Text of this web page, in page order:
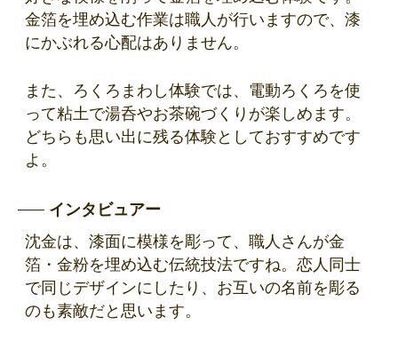
金箔を埋め込む作業は職人が行いますので、漆
にかぶれる心配はありません。
また、ろくろまわし体験では、電動ろくろを使
って粘土で湯呑やお茶碗づくりが楽しめます。
どちらも思い出に残る体験としておすすめです
よ。
インタビュアー
沈金は、漆面に模様を彫って、職人さんが金
箔・金粉を埋め込む伝統技法ですね。恋人同士
で同じデザインにしたり、お互いの名前を彫る
のも素敵だと思います。